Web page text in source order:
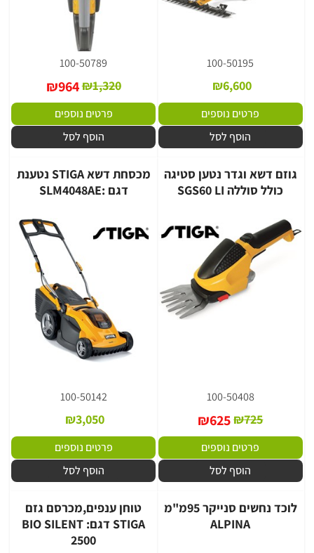
100-50195
₪6,600
פרטים נוספים
הוסף לסל
100-50789
₪1,320
₪964
פרטים נוספים
הוסף לסל
גוזם דשא וגדר נטען סטיגה
כולל סוללה SGS60 LI
100-50408
₪725
₪625
פרטים נוספים
הוסף לסל
מכסחת דשא STIGA נטענת
דגם :SLM4048AE
100-50142
₪3,050
פרטים נוספים
הוסף לסל
לוכד נחשים סנייקר 95מ"מ
ALPINA
טוחן ענפים,מכרסם גזם
STIGA דגם: BIO SILENT
2500